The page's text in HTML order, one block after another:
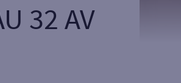
32 AV